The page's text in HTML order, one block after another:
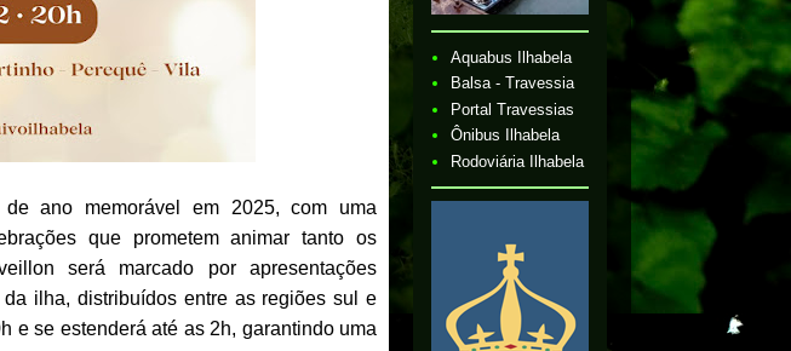
ano memorável em 2025, com uma
que prometem animar tanto os
será marcado por apresentações
ilha, distribuídos entre as regiões sul e
e se estenderá até as 2h, garantindo uma
Aquabus Ilhabela
Balsa - Travessia
Portal Travessias
Ônibus Ilhabela
Rodoviária Ilhabela